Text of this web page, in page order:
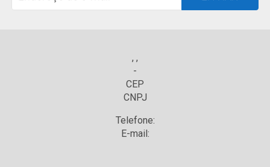
, ,
-
CEP
CNPJ
Telefone:
E-mail: